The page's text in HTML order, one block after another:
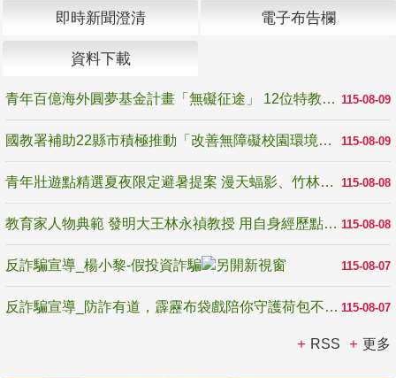
即時新聞澄清 電子布告欄
資料下載
115-08-09
青年百億海外圓夢基金計畫「無礙征途」 12位特教與弱勢青年勇闖西班牙 跨越感官限制見證生命蛻變
115-08-09
國教署補助22縣市積極推動「改善無障礙校園環境計畫」 打造友善、安全、無礙學習空間
115-08-08
青年壯遊點精選夏夜限定避暑提案 漫天蝠影、竹林尋蛙、茶香夜觀 邀青年暮色出發
115-08-08
教育家人物典範 發明大王林永禎教授 用自身經歷點亮學生的路
115-08-07
反詐騙宣導_楊小黎-假投資詐騙
115-08-07
反詐騙宣導_防詐有道，霹靂布袋戲陪你守護荷包不受騙
RSS 更多